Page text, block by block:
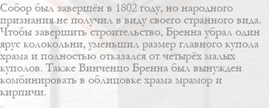
Собор был завершён в 1802 году, но народного
признания не получил в виду своего странного вида.
Чтобы завершить строительство, Бренна убрал один
ярус колокольни, уменьшил размер главного купола
храма и полностью отказался от четырёх малых
куполов. Также Винченцо Бренна был вынужден
комбинировать в облицовке храма мрамор и
кирпичи.